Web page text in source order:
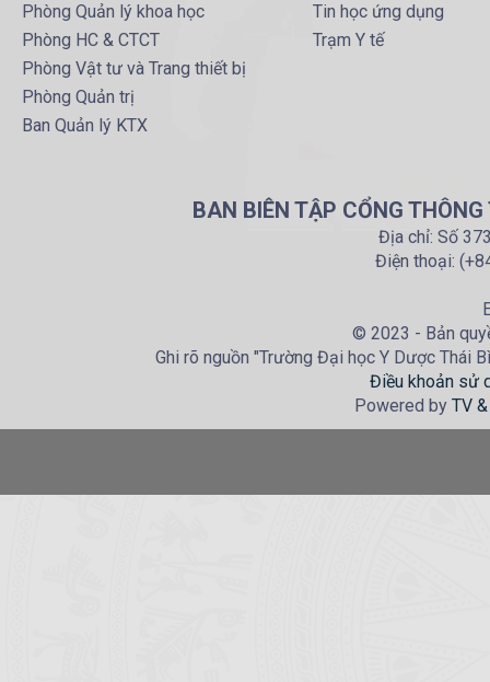
Phòng Quản lý khoa học
Phòng HC & CTCT
Phòng Vật tư và Trang thiết bị
Phòng Quản trị
Ban Quản lý KTX
Tin học ứng dụng
Trạm Y tế
BAN BIÊN TẬP CỔNG
Địa chỉ: Số
Điện thoại:
© 2023 - Bản
Ghi rõ nguồn "Trường Đại học Y Dược Thái
Điều khoản sử
Powered by TV